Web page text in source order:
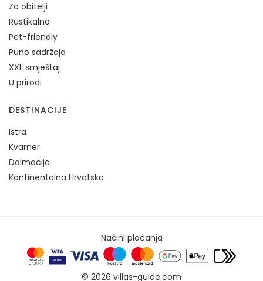
Za obitelji
Rustikalno
Pet-friendly
Puno sadržaja
XXL smještaj
U prirodi
DESTINACIJE
Istra
Kvarner
Dalmacija
Kontinentalna Hrvatska
Načini plaćanja
© 2026 villas-guide.com